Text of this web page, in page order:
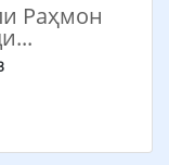
Раҳмон